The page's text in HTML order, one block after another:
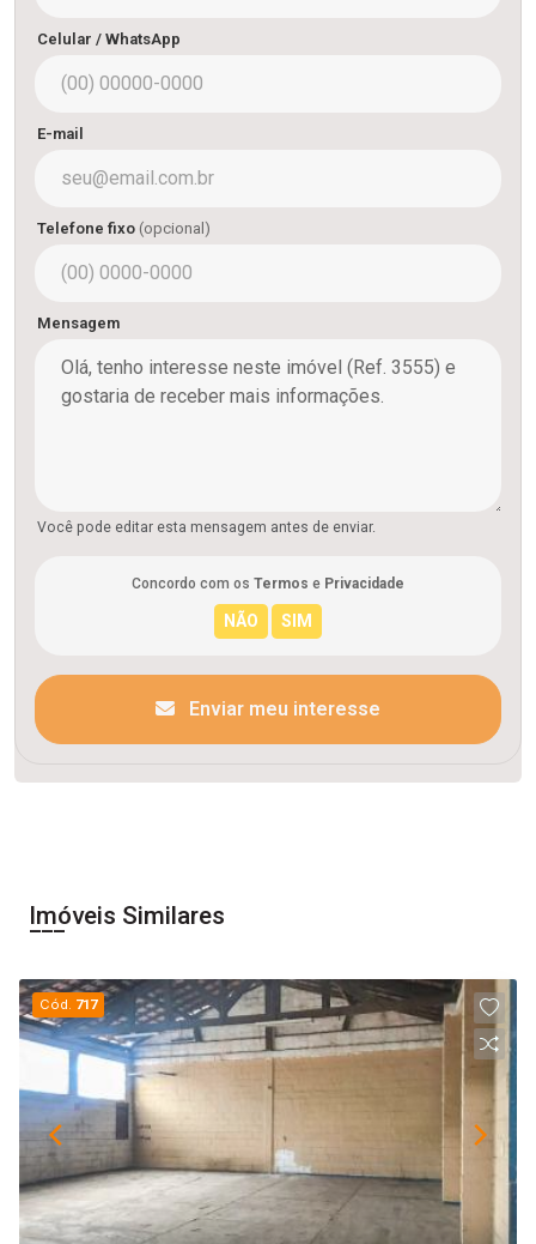
Celular / WhatsApp
E-mail
Telefone fixo (opcional)
Mensagem
Você pode editar esta mensagem antes de enviar.
Concordo com os Termos e Privacidade
Enviar meu interesse
Imóveis Similares
Cód. 717